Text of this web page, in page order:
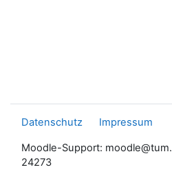
Datenschutz Impressum
Moodle-Support:
24273